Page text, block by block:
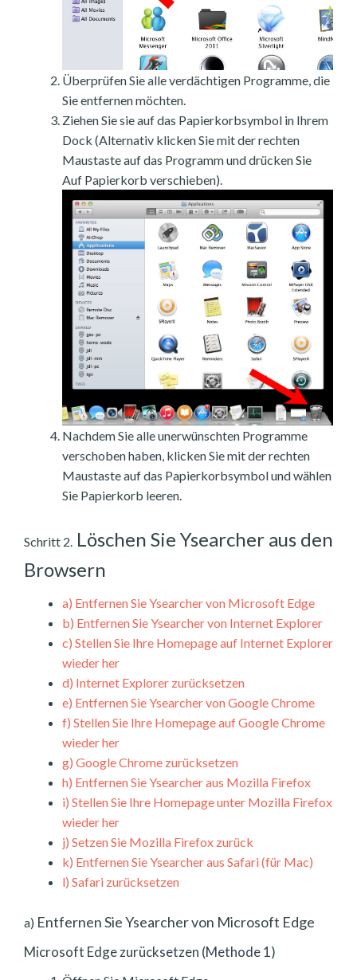
Überprüfen Sie alle verdächtigen Programme, die
Sie entfernen möchten.
Ziehen Sie sie auf das Papierkorbsymbol in Ihrem
Dock (Alternativ klicken Sie mit der rechten
Maustaste auf das Programm und drücken Sie
Auf Papierkorb verschieben).
Nachdem Sie alle unerwünschten Programme
verschoben haben, klicken Sie mit der rechten
Maustaste auf das Papierkorbsymbol und wählen
Sie Papierkorb leeren.
Schritt 2. Löschen Sie Ysearcher aus den
Browsern
a) Entfernen Sie Ysearcher von Microsoft Edge
b) Entfernen Sie Ysearcher von Internet Explorer
c) Stellen Sie Ihre Homepage auf Internet Explorer
wieder her
d) Internet Explorer zurücksetzen
e) Entfernen Sie Ysearcher von Google Chrome
f) Stellen Sie Ihre Homepage auf Google Chrome
wieder her
g) Google Chrome zurücksetzen
h) Entfernen Sie Ysearcher aus Mozilla Firefox
i) Stellen Sie Ihre Homepage unter Mozilla Firefox
wieder her
j) Setzen Sie Mozilla Firefox zurück
k) Entfernen Sie Ysearcher aus Safari (für Mac)
l) Safari zurücksetzen
a) Entfernen Sie Ysearcher von Microsoft Edge
Microsoft Edge zurücksetzen (Methode 1)